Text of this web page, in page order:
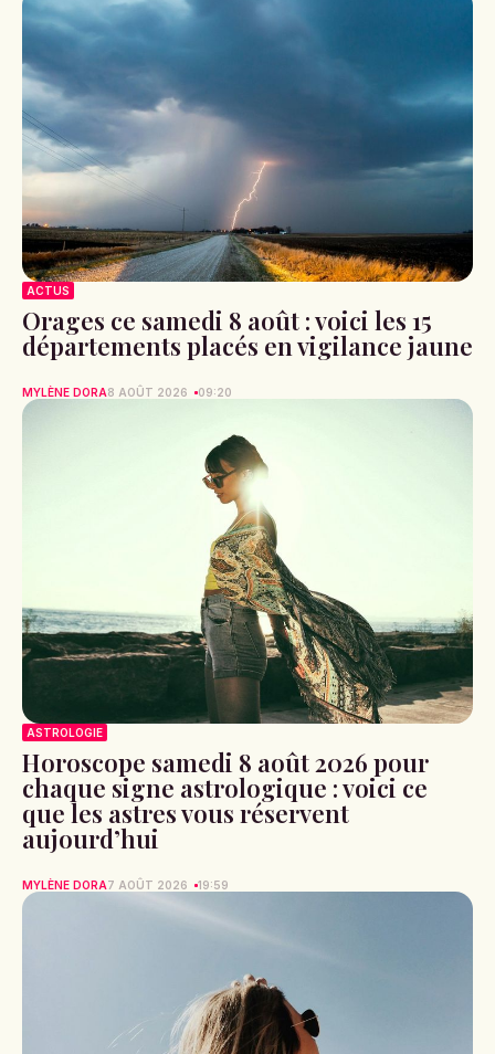
ACTUS
Orages ce samedi 8 août : voici les 15
départements placés en vigilance jaune
MYLÈNE DORA8 AOÛT 2026 09:20
ASTROLOGIE
Horoscope samedi 8 août 2026 pour
chaque signe astrologique : voici ce
que les astres vous réservent
aujourd’hui
MYLÈNE DORA7 AOÛT 2026 19:59